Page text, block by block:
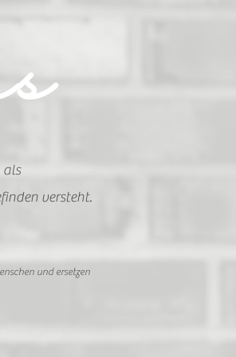
als
versteht.
und ersetzen